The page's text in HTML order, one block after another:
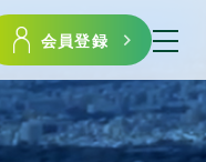
会員登録